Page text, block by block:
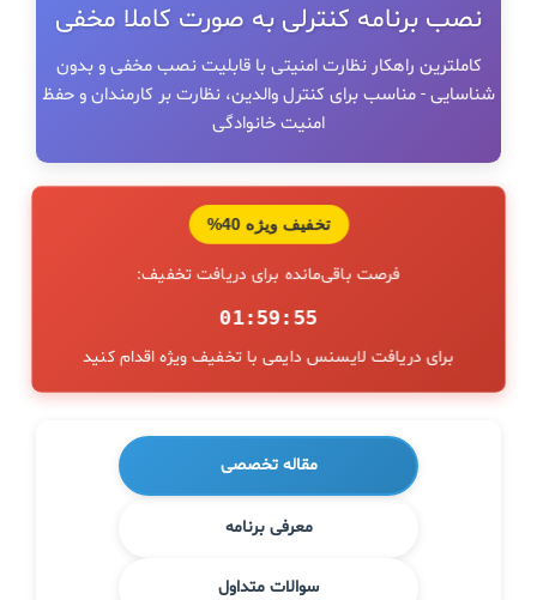
نصب برنامه کنترلی به صورت کاملا مخفی
کاملترین راهکار نظارت امنیتی با قابلیت نصب مخفی و بدون
شناسایی - مناسب برای کنترل والدین، نظارت بر کارمندان و حفظ
امنیت خانوادگی
تخفیف ویژه 40%
فرصت باقی‌مانده برای دریافت تخفیف:
01:59:54
برای دریافت لایسنس دایمی با تخفیف ویژه اقدام کنید
مقاله تخصصی
معرفی برنامه
سوالات متداول